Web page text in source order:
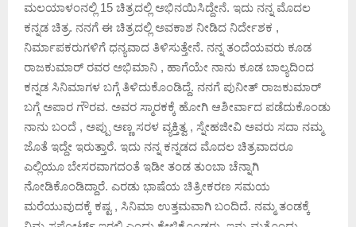
ಮಲಯಾಳಂನಲ್ಲಿ 15 ಚಿತ್ರದಲ್ಲಿ ಅಭಿನಯಿಸಿದ್ದೇನೆ. ಇದು ನನ್ನ ಮೊದಲ
ಕನ್ನಡ ಚಿತ್ರ. ನನಗೆ ಈ ಚಿತ್ರದಲ್ಲಿ ಅವಕಾಶ ನೀಡಿದ ನಿರ್ದೇಶಕ ,
ನಿರ್ಮಾಪಕರುಗಳಿಗೆ ಧನ್ಯವಾದ ತಿಳಿಸುತ್ತೇನೆ. ನನ್ನ ತಂದೆಯವರು ಕೂಡ
ರಾಜಕುಮಾರ್ ರವರ ಅಭಿಮಾನಿ , ಹಾಗೆಯೇ ನಾನು ಕೂಡ ಬಾಲ್ಯದಿಂದ
ಕನ್ನಡ ಸಿನಿಮಾಗಳ ಬಗ್ಗೆ ತಿಳಿದುಕೊಂಡಿದ್ದೆ. ನನಗೆ ಪುನೀತ್ ರಾಜಕುಮಾರ್
ಬಗ್ಗೆ ಅಪಾರ ಗೌರವ. ಅವರ ಸ್ಮಾರಕಕ್ಕೆ ಹೋಗಿ ಆಶೀರ್ವಾದ ಪಡೆದುಕೊಂಡು
ನಾನು ಬಂದೆ , ಅಪ್ಪು ಅಣ್ಣ ಸರಳ ವ್ಯಕ್ತಿತ್ವ , ಸ್ನೇಹಜೀವಿ ಅವರು ಸದಾ ನಮ್ಮ
ಜೊತೆ ಇದ್ದೇ ಇರುತ್ತಾರೆ. ಇದು ನನ್ನ ಕನ್ನಡದ ಮೊದಲ ಚಿತ್ರವಾದರೂ
ಎಲ್ಲಿಯೂ ಬೇಸರವಾಗದಂತೆ ಇಡೀ ತಂಡ ತುಂಬಾ ಚೆನ್ನಾಗಿ
ನೋಡಿಕೊಂಡಿದ್ದಾರೆ. ಎರಡು ಭಾಷೆಯ ಚಿತ್ರೀಕರಣ ಸಮಯ
ಮರೆಯುವುದಕ್ಕೆ ಕಷ್ಟ , ಸಿನಿಮಾ ಉತ್ತಮವಾಗಿ ಬಂದಿದೆ. ನಮ್ಮ ತಂಡಕ್ಕೆ